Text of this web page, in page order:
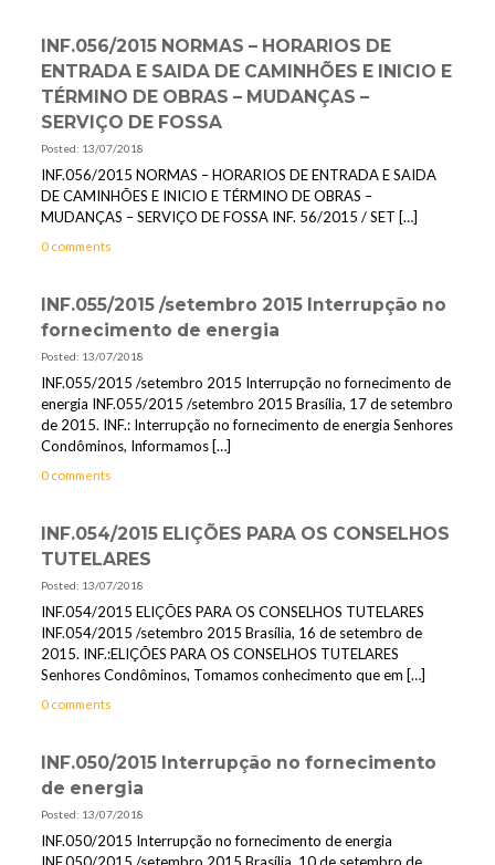
INF.056/2015 NORMAS – HORARIOS DE
ENTRADA E SAIDA DE CAMINHÕES E INICIO E
TÉRMINO DE OBRAS – MUDANÇAS –
SERVIÇO DE FOSSA
Posted: 13/07/2018
INF.056/2015 NORMAS – HORARIOS DE ENTRADA E SAIDA
DE CAMINHÕES E INICIO E TÉRMINO DE OBRAS –
MUDANÇAS – SERVIÇO DE FOSSA INF. 56/2015 / SET […]
0 comments
INF.055/2015 /setembro 2015 Interrupção no
fornecimento de energia
Posted: 13/07/2018
INF.055/2015 /setembro 2015 Interrupção no fornecimento de
energia INF.055/2015 /setembro 2015 Brasília, 17 de setembro
de 2015. INF.: Interrupção no fornecimento de energia Senhores
Condôminos, Informamos[…]
0 comments
INF.054/2015 ELIÇÕES PARA OS CONSELHOS
TUTELARES
Posted: 13/07/2018
INF.054/2015 ELIÇÕES PARA OS CONSELHOS TUTELARES
INF.054/2015 /setembro 2015 Brasília, 16 de setembro de
2015. INF.:ELIÇÕES PARA OS CONSELHOS TUTELARES
Senhores Condôminos, Tomamos conhecimento que em […]
0 comments
INF.050/2015 Interrupção no fornecimento
de energia
Posted: 13/07/2018
INF.050/2015 Interrupção no fornecimento de energia